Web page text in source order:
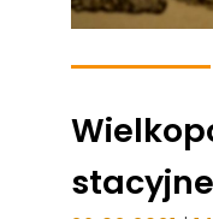
stacyjne